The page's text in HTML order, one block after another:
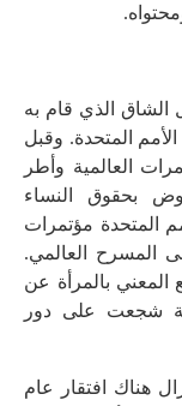
1325 بسبب العمل الشاق الذي قام به
المتحدة. وقبل
العالمية وأطر
بحقوق النساء
1975، عقدت الأمم المتحدة مؤتمرات
المسرح العالمي.
المعني بالمرأة عن
شجعت على دور
هناك افتقار عام